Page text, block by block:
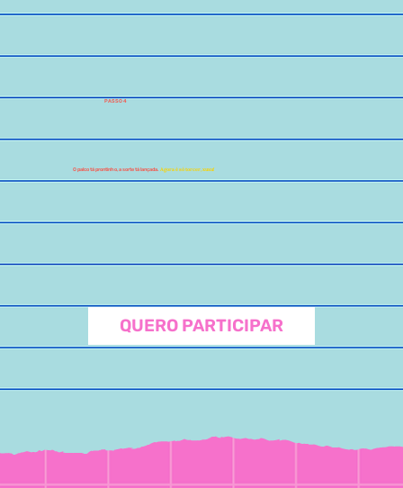
PASSO 4
O palco tá prontinho, a sorte tá lançada. Agora é só torcer, xuxu!
QUERO PARTICIPAR